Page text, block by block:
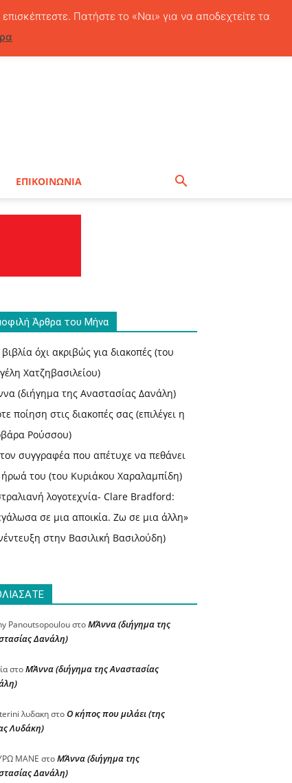
ΕΠΙΚΟΙΝΩΝΙΑ
Άρθρα του Μήνα
όχι ακριβώς για διακοπές (του
Χατζηβασιλείου)
(διήγημα της Αναστασίας Δανάλη)
ποίηση στις διακοπές σας (επιλέγει η
Ρούσσου)
τον συγγραφέα που απέτυχε να πεθάνει
του (του Κυριάκου Χαραλαμπίδη)
λογοτεχνία- Clare Bradford:
σε μια αποικία. Ζω σε μια άλλη»
στην Βασιλική Βασιλούδη)
PanoutsopoulouστοΜΆννα (διήγημα της
Δανάλη)
στοΜΆννα (διήγημα της Αναστασίας
λυδακηστοΟ κήπος που μιλάει (της
Λυδάκη)
ΜΑΝΕ στοΜΆννα (διήγημα της
Δανάλη)
Πατήστε το «Ναι» για να αποδεχτείτε τα